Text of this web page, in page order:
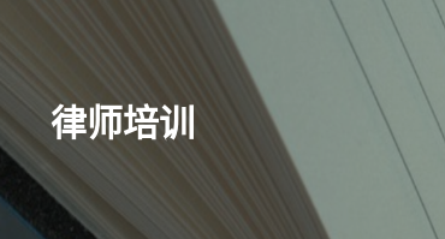
律师培训